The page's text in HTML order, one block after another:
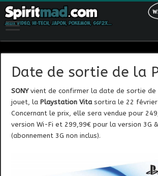
Date de sortie de la
SONYvient de confirmer la date de sortie de
jouet, la Playstation Vitasortira le 22 février
Concernant le prix, elle sera vendue pour
version Wi-Fi et 299,99€ pour la version 3G
(abonnement 3G non inclus).